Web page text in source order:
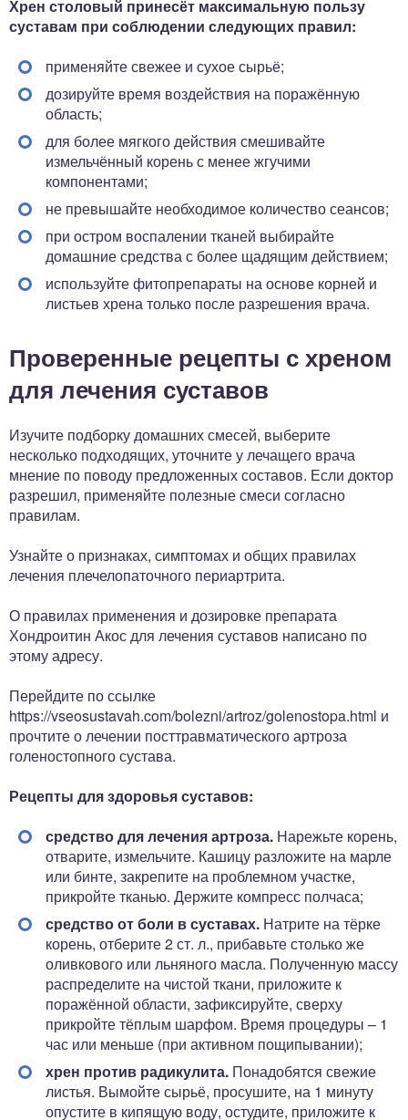
Хрен столовый принесёт максимальную пользу
суставам при соблюдении следующих правил:
применяйте свежее и сухое сырьё;
дозируйте время воздействия на поражённую
область;
для более мягкого действия смешивайте
измельчённый корень с менее жгучими
компонентами;
не превышайте необходимое количество сеансов;
при остром воспалении тканей выбирайте
домашние средства с более щадящим действием;
используйте фитопрепараты на основе корней и
листьев хрена только после разрешения врача.
Проверенные рецепты с хреном
для лечения суставов
Изучите подборку домашних смесей, выберите
несколько подходящих, уточните у лечащего врача
мнение по поводу предложенных составов. Если доктор
разрешил, применяйте полезные смеси согласно
правилам.
Узнайте о признаках, симптомах и общих правилах
лечения плечелопаточного периартрита.
О правилах применения и дозировке препарата
Хондроитин Акос для лечения суставов написано по
этому адресу.
Перейдите по ссылке
https://vseosustavah.com/bolezni/artroz/golenostopa.html и
прочтите о лечении посттравматического артроза
голеностопного сустава.
Рецепты для здоровья суставов:
средство для лечения артроза. Нарежьте корень,
отварите, измельчите. Кашицу разложите на марле
или бинте, закрепите на проблемном участке,
прикройте тканью. Держите компресс полчаса;
средство от боли в суставах. Натрите на тёрке
корень, отберите 2 ст. л., прибавьте столько же
оливкового или льняного масла. Полученную массу
распределите на чистой ткани, приложите к
поражённой области, зафиксируйте, сверху
прикройте тёплым шарфом. Время процедуры – 1
час или меньше (при активном пощипывании);
хрен против радикулита. Понадобятся свежие
листья. Вымойте сырьё, просушите, на 1 минуту
опустите в кипящую воду, остудите, приложите к